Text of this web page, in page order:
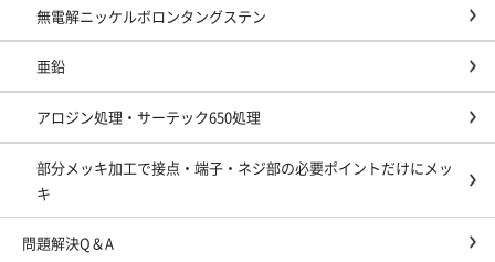
無電解ニッケルボロンタングステン
亜鉛
アロジン処理・サーテック650処理
部分メッキ加工で接点・端子・ネジ部の必要ポイントだけにメッ
キ
問題解決Q＆A